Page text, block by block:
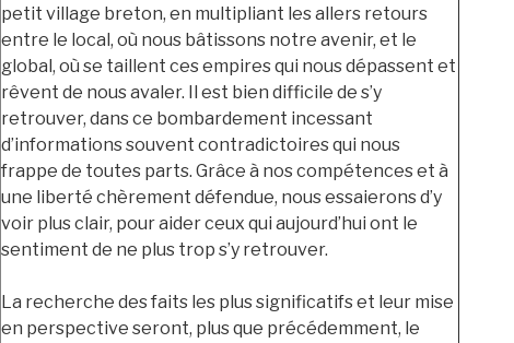
petit village breton, en multipliant les allers retours
entre le local, où nous bâtissons notre avenir, et le
global, où se taillent ces empires qui nous dépassent et
rêvent de nous avaler. Il est bien difficile de s’y
retrouver, dans ce bombardement incessant
d’informations souvent contradictoires qui nous
frappe de toutes parts. Grâce à nos compétences et à
une liberté chèrement défendue, nous essaierons d’y
voir plus clair, pour aider ceux qui aujourd’hui ont le
sentiment de ne plus trop s’y retrouver.
La recherche des faits les plus significatifs et leur mise
en perspective seront, plus que précédemment, le